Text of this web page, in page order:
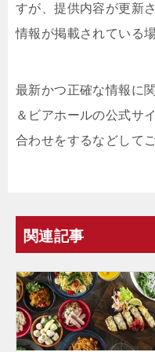
すが、提供内容が更新
情報が掲載されている
最新かつ正確な情報に
＆ビアホールの公式サ
合わせをするなどして
関連記事